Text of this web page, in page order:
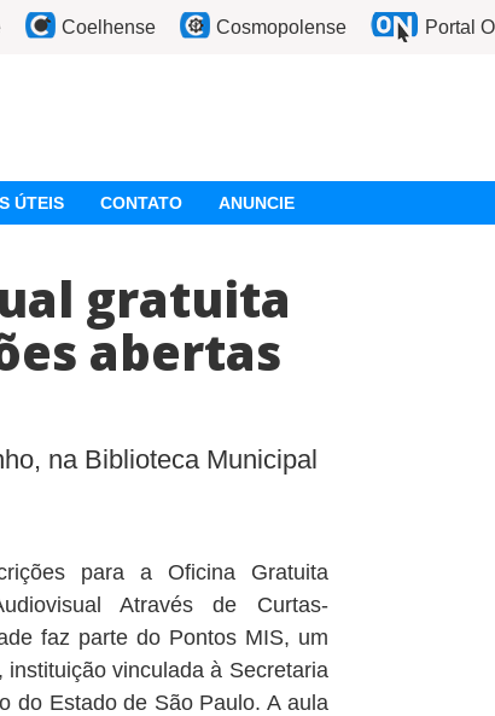
Coelhense Cosmopolense Portal
ÚTEIS CONTATO ANUNCIE
gratuita
abertas
na Biblioteca Municipal
para a Oficina Gratuita
Através de Curtas-
faz parte do Pontos MIS, um
vinculada à Secretaria
do Estado de São Paulo. A aula